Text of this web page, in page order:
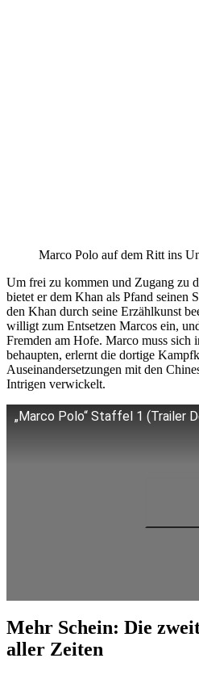
Marco Polo auf dem Ritt ins
Um frei zu kommen und Zugang zu
bietet er dem Khan als Pfand seinen
den Khan durch seine Erzählkunst
willigt zum Entsetzen Marcos ein,
Fremden am Hofe. Marco muss sich
behaupten, erlernt die dortige
Auseinandersetzungen mit den
Intrigen verwickelt.
„Marco Polo“ Staffel 1 (Trailer
Mehr Schein: Die
aller Zeiten